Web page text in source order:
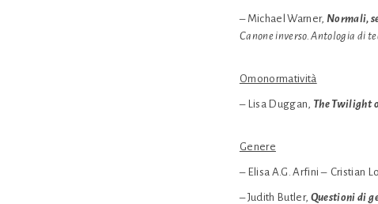
– Michael Warner, Normali,
Canone inverso. Antologia di
Omonormatività
– Lisa Duggan, The Twilight
Genere
– Elisa A.G. Arfini – Cristian
– Judith Butler, Questioni di